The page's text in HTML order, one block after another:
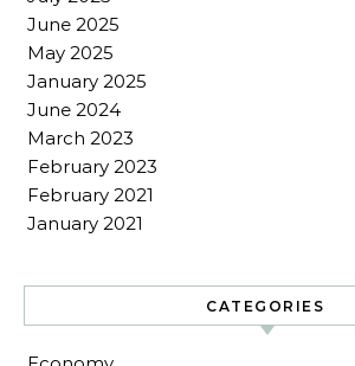
June 2025
May 2025
January 2025
June 2024
March 2023
February 2023
February 2021
January 2021
CATEGORIES